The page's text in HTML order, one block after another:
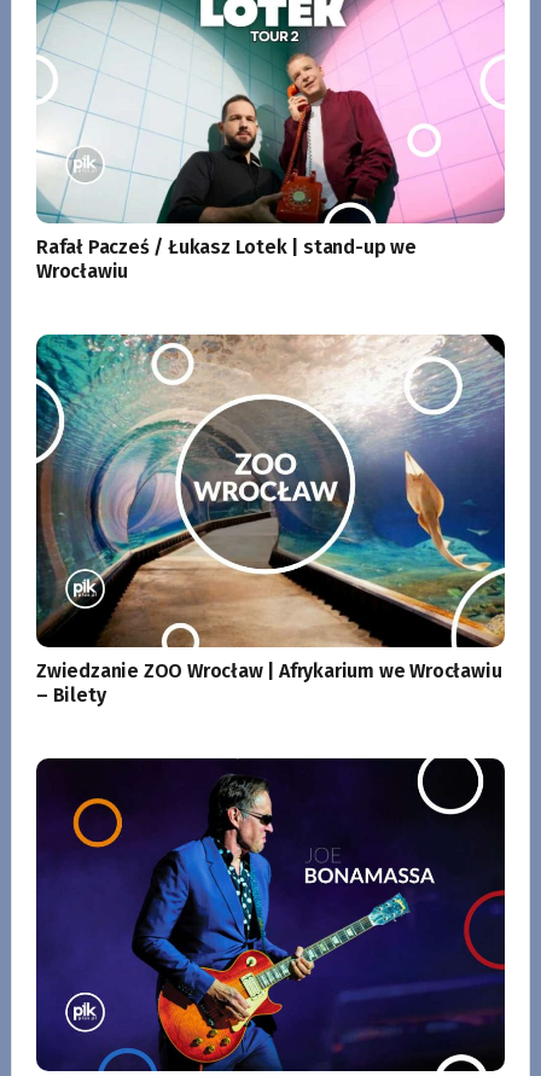
Rafał Pacześ / Łukasz Lotek | stand-up we
Wrocławiu
Zwiedzanie ZOO Wrocław | Afrykarium we Wrocławiu
– Bilety